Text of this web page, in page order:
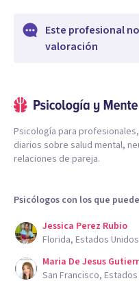
Este profesional
valoración
Psicología para
diarios sobre salud mental,
relaciones de pareja.
Psicólogos con los que
Jessica Perez Rubio
Florida, Estados
Maria De Jesus
San Francisco,